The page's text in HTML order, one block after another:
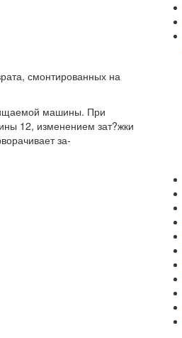
смонтированных на
машины. При
12, изменением зат?жки
за-